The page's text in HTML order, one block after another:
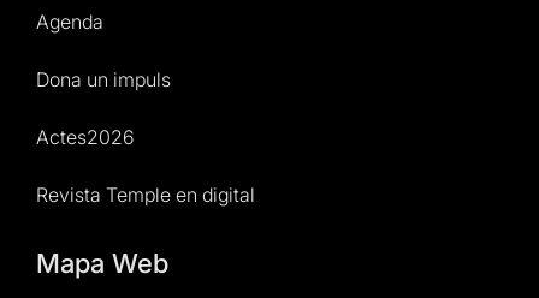
Agenda
Dona un impuls
Actes2026
Revista Temple en digital
Mapa Web